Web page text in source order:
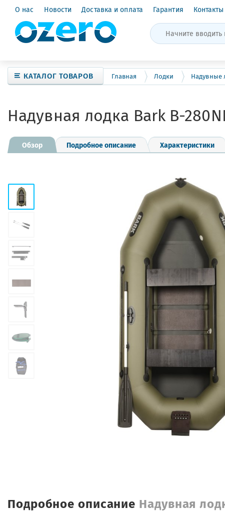
О нас Новости Доставка и оплата Гарантия Контакты
КАТАЛОГ ТОВАРОВ Главная Лодки Надувные
Надувная лодка Bark B-
Обзор Подробное описание Характеристики
Подробное описание Надувная